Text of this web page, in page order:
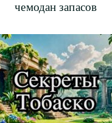
чемодан запасов